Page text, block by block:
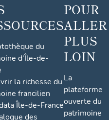
du
d'Île-de-
la richesse du
francilien
Île-de-France
des
POUR
ALLER
PLUS
LOIN
La
plateforme
ouverte du
patrimoine